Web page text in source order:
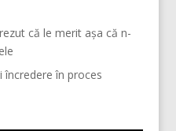
că le merit așa că n-
încredere în proces